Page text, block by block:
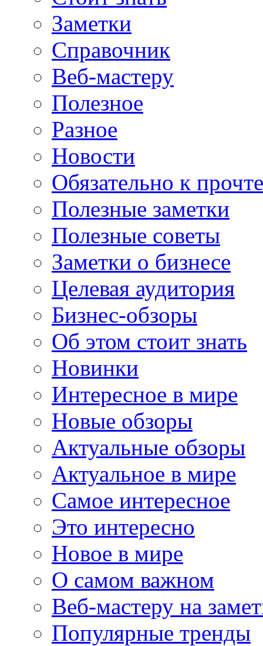
Заметки
Справочник
Веб-мастеру
Полезное
Разное
Новости
Обязательно к
Полезные заметки
Полезные советы
Заметки о бизнесе
Целевая аудитория
Бизнес-обзоры
Об этом стоит знать
Новинки
Интересное в мире
Новые обзоры
Актуальные обзоры
Актуальное в мире
Самое интересное
Это интересно
Новое в мире
О самом важном
Веб-мастеру на
Популярные тренды